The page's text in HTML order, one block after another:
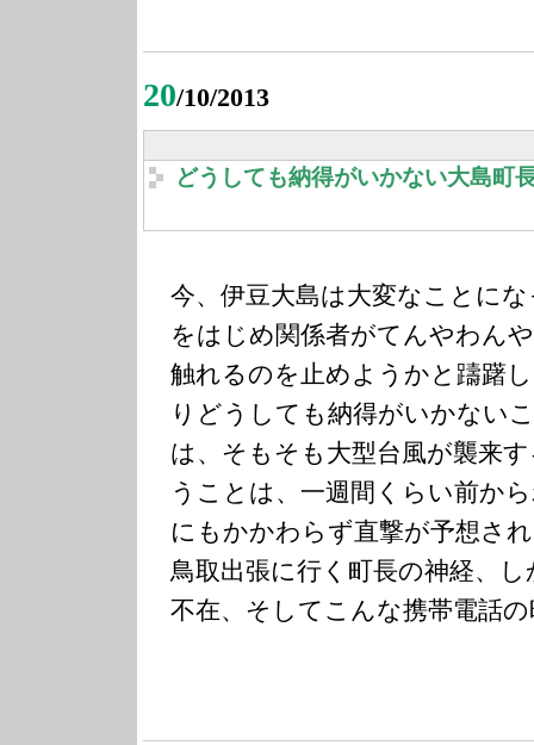
20/10/2013
どうしても納得がいかない大島町
今、伊豆大島は大変なことに
をはじめ関係者がてんやわん
触れるのを止めようかと躊躇
りどうしても納得がいかない
は、そもそも大型台風が襲来
うことは、一週間くらい前か
にもかかわらず直撃が予想さ
鳥取出張に行く町長の神経、
不在、そしてこんな携帯電話